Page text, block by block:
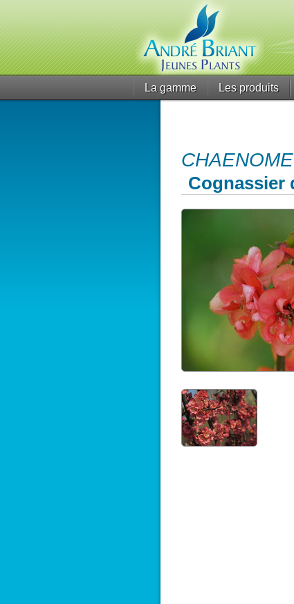
La gamme Les produits
Cognassier